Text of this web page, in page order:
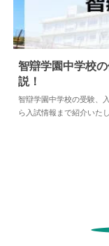
中学情報
智辯学園中学校
説！
智辯学園中学校の受験、
ら入試情報まで紹介いた